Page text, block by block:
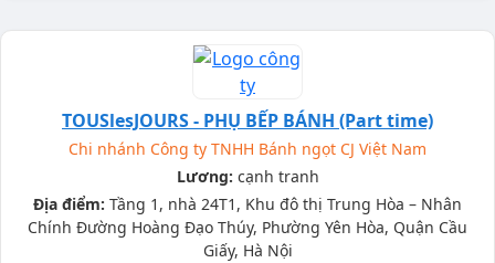
TOUSlesJOURS - PHỤ BẾP BÁNH (Part time)
Chi nhánh Công ty TNHH Bánh ngọt CJ Việt Nam
Lương: cạnh tranh
Địa điểm: Tầng 1, nhà 24T1, Khu đô thị Trung Hòa – Nhân
Chính Đường Hoàng Đạo Thúy, Phường Yên Hòa, Quận Cầu
Giấy, Hà Nội